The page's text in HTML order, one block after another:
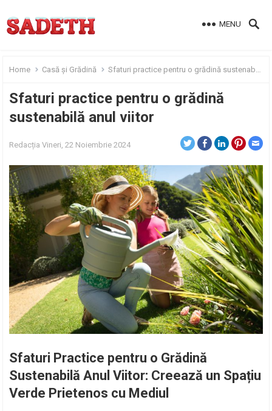
MENU
Home Casă și Grădină Sfaturi practice pentru o grădină sustenabilă anul viitor
Sfaturi practice pentru o grădină
sustenabilă anul viitor
Redacția Vineri, 22 Noiembrie 2024
Sfaturi Practice pentru o Grădină
Sustenabilă Anul Viitor: Creează un Spațiu
Verde Prietenos cu Mediul